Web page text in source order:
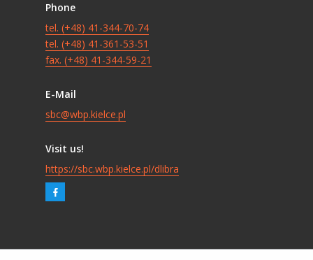
Phone
tel. (+48) 41-344-70-74
tel. (+48) 41-361-53-51
fax. (+48) 41-344-59-21
E-Mail
sbc@wbp.kielce.pl
Visit us!
https://sbc.wbp.kielce.pl/dlibra